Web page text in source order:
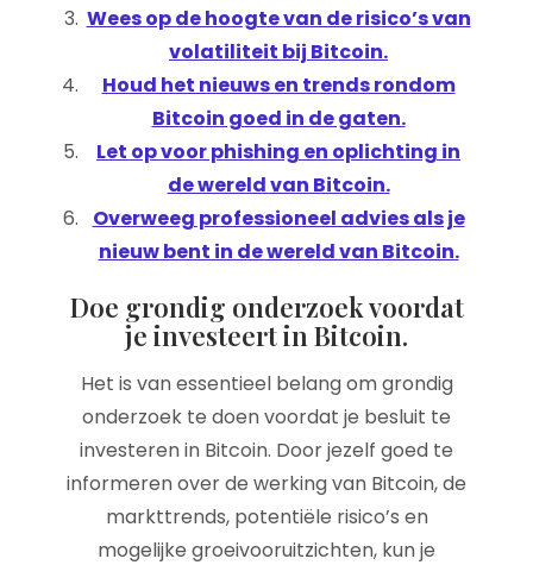
Wees op de hoogte van de risico’s van
volatiliteit bij Bitcoin.
Houd het nieuws en trends rondom
Bitcoin goed in de gaten.
Let op voor phishing en oplichting in
de wereld van Bitcoin.
Overweeg professioneel advies als je
nieuw bent in de wereld van Bitcoin.
Doe grondig onderzoek voordat
je investeert in Bitcoin.
Het is van essentieel belang om grondig
onderzoek te doen voordat je besluit te
investeren in Bitcoin. Door jezelf goed te
informeren over de werking van Bitcoin, de
markttrends, potentiële risico’s en
mogelijke groeivooruitzichten, kun je